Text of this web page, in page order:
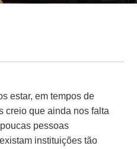
estar, em tempos de
creio que ainda nos falta
pessoas
instituições tão